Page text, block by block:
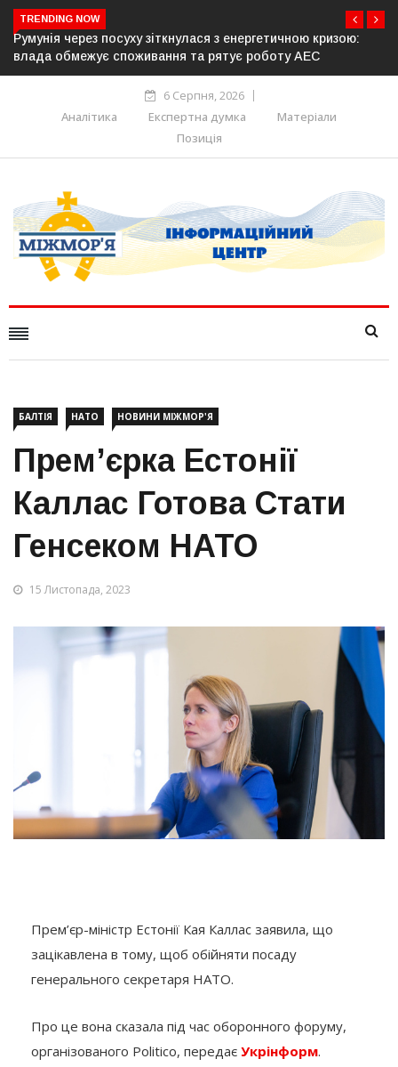
TRENDING NOW
Латвія готова направити до 20 військових для операцій із
розблокування Ормузької протоки
6 Серпня, 2026
Аналітика
Експертна думка
Матеріали
Позиція
БАЛТІЯ НАТО НОВИНИ МІЖМОР'Я
Прем’єрка Естонії
Каллас Готова Стати
Генсеком НАТО
15 Листопада, 2023
Прем’єр-міністр Естонії Кая Каллас заявила, що
зацікавлена в тому, щоб обійняти посаду
генерального секретаря НАТО.
Про це вона сказала під час оборонного форуму,
організованого Politico, передає Укрінформ.